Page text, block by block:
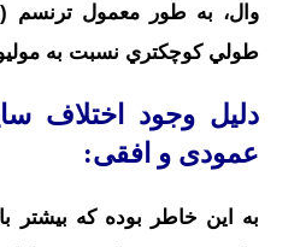
وال، به طور معمول ترنسم
طولي کوچکتري نسبت به
دلیل وجود اختلاف
عمودی و افقی:
به اين خاطر بوده که بيشتر